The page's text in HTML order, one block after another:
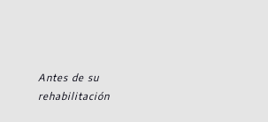
Antes de su
rehabilitación